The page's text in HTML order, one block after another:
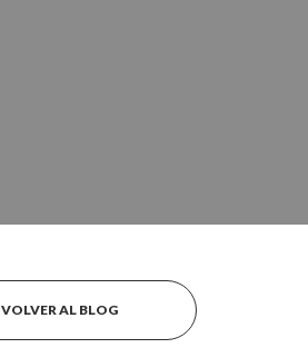
VOLVER AL BLOG